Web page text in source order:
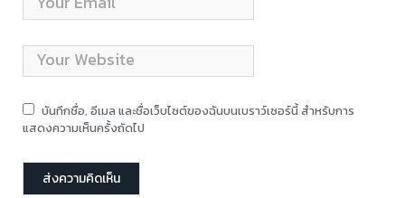
บันทึกชื่อ, อีเมล และชื่อเว็บไซต์ของฉันบนเบราว์เซอร์นี้ สำหรับการ
แสดงความเห็นครั้งถัดไป